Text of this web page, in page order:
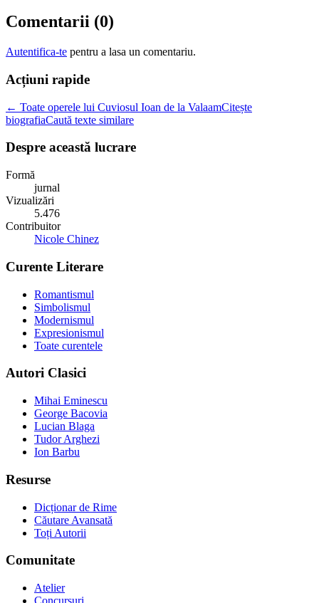
Comentarii (0)
Autentifica-te pentru a lasa un comentariu.
Acțiuni rapide
← Toate operele lui Cuviosul Ioan de la ValaamCitește
biografiaCaută texte similare
Despre această lucrare
Formă
jurnal
Vizualizări
5.476
Contribuitor
Nicole Chinez
Curente Literare
Romantismul
Simbolismul
Modernismul
Expresionismul
Toate curentele
Autori Clasici
Mihai Eminescu
George Bacovia
Lucian Blaga
Tudor Arghezi
Ion Barbu
Resurse
Dicționar de Rime
Căutare Avansată
Toți Autorii
Comunitate
Atelier
Concursuri